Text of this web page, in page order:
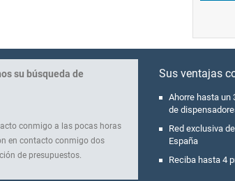
su búsqueda de
conmigo a las pocas horas
en contacto conmigo dos
de presupuestos.
Sus ventajas
Ahorre hasta un
de
Red exclusiva
España
Reciba hasta 4